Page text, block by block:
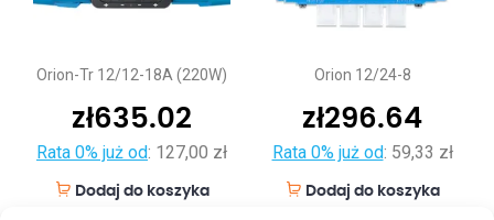
Orion-Tr 12/12-18A (220W)
zł635.02
Rata 0% już od: 127,00 zł
Dodaj do koszyka
Orion 12/24-8
zł296.64
Rata 0% już od: 59,33 zł
Dodaj do koszyka